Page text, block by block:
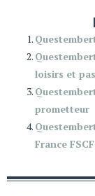
loisirs et
prometteur
France FSCF